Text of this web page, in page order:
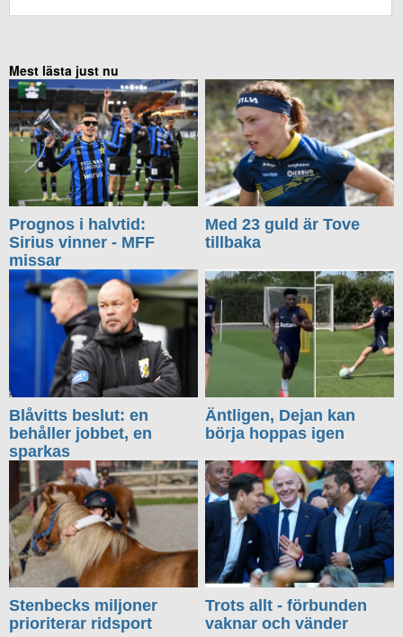
Mest lästa just nu
Prognos i halvtid:
Sirius vinner - MFF
missar
Med 23 guld är Tove
tillbaka
Blåvitts beslut: en
behåller jobbet, en
sparkas
Äntligen, Dejan kan
börja hoppas igen
Stenbecks miljoner
prioriterar ridsport
Trots allt - förbunden
vaknar och vänder